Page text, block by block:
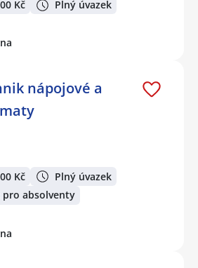
Kč Plný úvazek
nápojové a
Kč
Plný úvazek
pro absolventy